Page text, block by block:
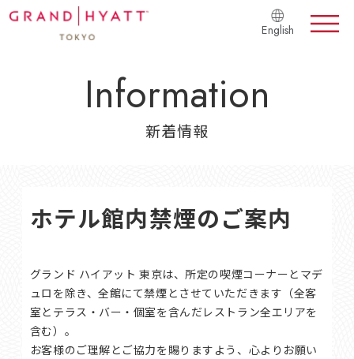
English
Information
新着情報
ホテル館内禁煙のご案内
グランド ハイアット 東京は、所定の喫煙コーナーとマデ
ュロを除き、全館にて禁煙とさせていただきます（全客
室とテラス・バー・個室を含んだレストラン全エリアを
含む）。
お客様のご理解とご協力を賜りますよう、心よりお願い